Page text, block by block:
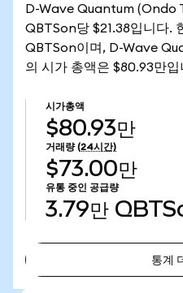
D-Wave Quantum (Ondo
QBTSon당 $21.38입니다.
QBTSon이며, D-Wave
의 시가 총액은 $80.93만입
시가총액
$80.93만
거래량 (24시간)
$73.00만
유통 중인 공급량
3.79만
통계